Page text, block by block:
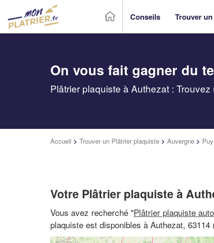
Conseils Trouver
On vous fait gagner du
Plâtrier plaquiste à Authezat :
Accueil > Trouver un Plâtrier plaquiste > Auvergne >
Votre Plâtrier plaquiste à
Vous avez recherché "Plâtrier plaquiste
plaquiste est disponibles à Authezat,